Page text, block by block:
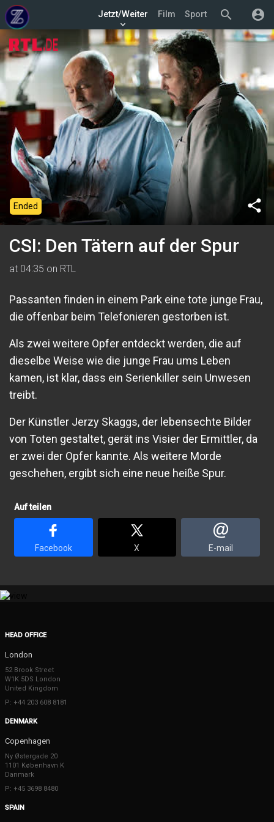
search account_circle
Jetzt/Weiter
keyboard_arrow_down
Film Sport
share
Ended
CSI: Den Tätern auf der Spur
at 04:35 on RTL
Passanten finden in einem Park eine tote junge Frau,
die offenbar beim Telefonieren gestorben ist.
Als zwei weitere Opfer entdeckt werden, die auf
dieselbe Weise wie die junge Frau ums Leben
kamen, ist klar, dass ein Serienkiller sein Unwesen
treibt.
Der Künstler Jerzy Skaggs, der lebensechte Bilder
von Toten gestaltet, gerät ins Visier der Ermittler, da
er zwei der Opfer kannte. Als weitere Morde
geschehen, ergibt sich eine neue heiße Spur.
Auf teilen
Facebook X E-mail
HEAD OFFICE
London
52 Brook Street
W1K 5DS London
United Kingdom
P: +44 203 608 8181
DENMARK
Copenhagen
Ny Østergade 20
1101 København K
Danmark
P: +45 3698 8480
SPAIN